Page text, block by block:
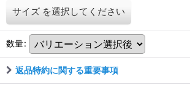
サイズ を選択してください
数量:
返品特約に関する重要事項